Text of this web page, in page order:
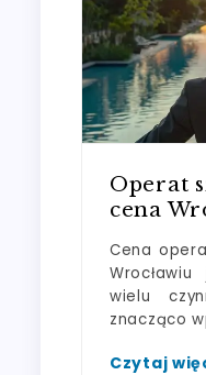
Operat
cena
Cena
wielu
znacząco
Czytaj